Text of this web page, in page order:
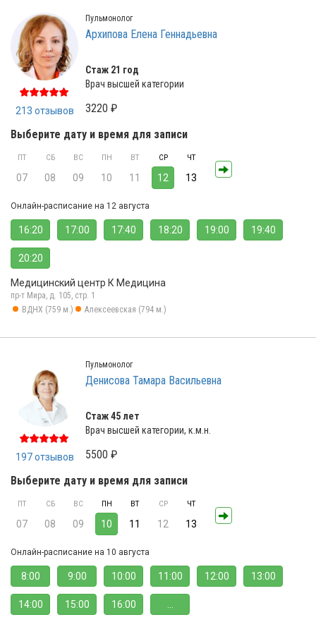
213 отзывов
Пульмонолог
Архипова Елена Геннадьевна
Стаж 21 год
Врач высшей категории
3220 ₽
Выберите дату и время для записи
ПТ
07
СБ
08
ВС
09
ПН
10
ВТ
11
СР
12
ЧТ
13
Онлайн-расписание на 12 августа
16:20 17:00 17:40 18:20 19:00 19:40
20:20
Медицинский центр К Медицина
пр-т Мира, д. 105, стр. 1
ВДНХ (759 м.)
Алексеевская (794 м.)
197 отзывов
Пульмонолог
Денисова Тамара Васильевна
Стаж 45 лет
Врач высшей категории, к.м.н.
5500 ₽
Выберите дату и время для записи
ПТ
07
СБ
08
ВС
09
ПН
10
ВТ
11
СР
12
ЧТ
13
Онлайн-расписание на 10 августа
8:00 9:00 10:00 11:00 12:00 13:00
14:00 15:00 16:00